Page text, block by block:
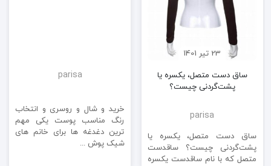
23 تیر 1401
ساق دست متصل، یکسره یا
پشت‌گردنی چیست؟
parisa
ساق دست متصل، یکسره یا
پشت‌گردنی چیست؟ ساقدست
متصل که با نام ساقدست یکسره
parisa
خرید و شال و روسری و انتخاب
رنگ مناسب پوست یکی مهم
ترین دغدغه ها برای خانم های
شیک پوش ...